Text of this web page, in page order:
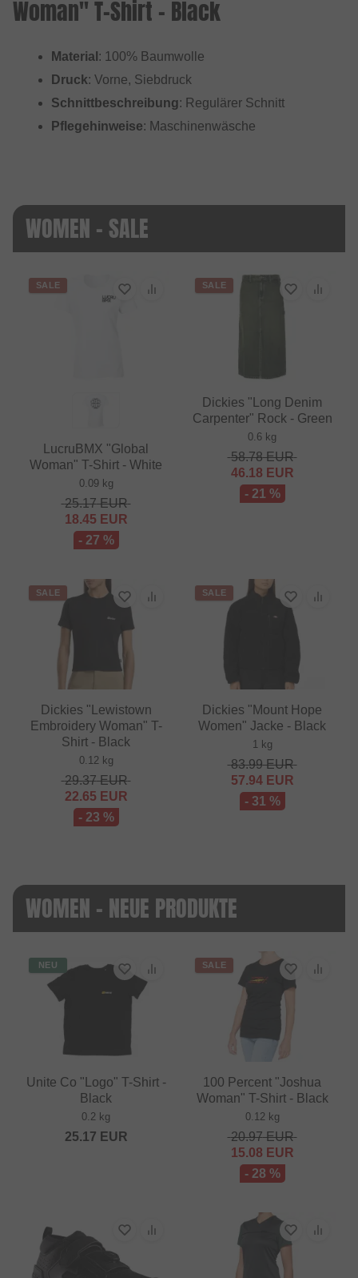
Woman" T-Shirt - Black
Material : 100% Baumwolle
Druck: Vorne, Siebdruck
Schnittbeschreibung: Regulärer Schnitt
Pflegehinweise: Maschinenwäsche
WOMEN - SALE
SALE
LucruBMX "Global
Woman" T-Shirt - White
0.09 kg
25.17EUR
18.45 EUR
- 27 %
SALE
Dickies "Long Denim
Carpenter" Rock - Green
0.6 kg
58.78EUR
46.18 EUR
- 21 %
SALE
Dickies "Lewistown
Embroidery Woman" T-
Shirt - Black
0.12 kg
29.37EUR
22.65 EUR
- 23 %
SALE
Dickies "Mount Hope
Women" Jacke - Black
1 kg
83.99EUR
57.94EUR
- 31 %
WOMEN - NEUE PRODUKTE
NEU
Unite Co "Logo" T-Shirt -
Black
0.2 kg
25.17 EUR
SALE
100 Percent "Joshua
Woman" T-Shirt - Black
0.12 kg
20.97EUR
15.08 EUR
- 28 %